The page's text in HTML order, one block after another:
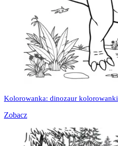
Kolorowanka: dinozaur kolorowanki
Zobacz